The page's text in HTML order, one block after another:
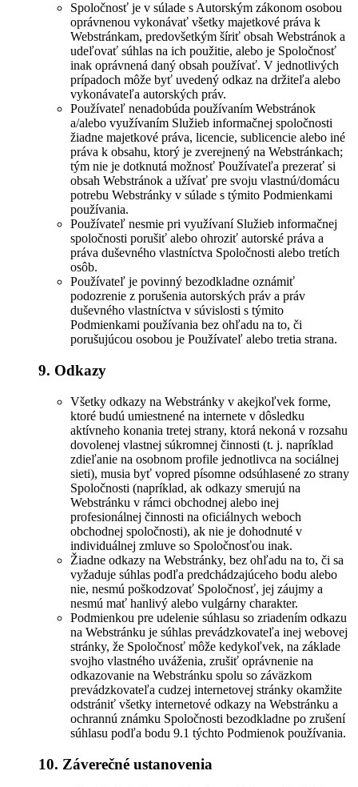
Spoločnosť je v súlade s Autorským zákonom osobou
oprávnenou vykonávať všetky majetkové práva k
Webstránkam, predovšetkým šíriť obsah Webstránok a
udeľovať súhlas na ich použitie, alebo je Spoločnosť
inak oprávnená daný obsah používať. V jednotlivých
prípadoch môže byť uvedený odkaz na držiteľa alebo
vykonávateľa autorských práv.
Používateľ nenadobúda používaním Webstránok
a/alebo využívaním Služieb informačnej spoločnosti
žiadne majetkové práva, licencie, sublicencie alebo iné
práva k obsahu, ktorý je zverejnený na Webstránkach;
tým nie je dotknutá možnosť Používateľa prezerať si
obsah Webstránok a užívať pre svoju vlastnú/domácu
potrebu Webstránky v súlade s týmito Podmienkami
používania.
Používateľ nesmie pri využívaní Služieb informačnej
spoločnosti porušiť alebo ohroziť autorské práva a
práva duševného vlastníctva Spoločnosti alebo tretích
osôb.
Používateľ je povinný bezodkladne oznámiť
podozrenie z porušenia autorských práv a práv
duševného vlastníctva v súvislosti s týmito
Podmienkami používania bez ohľadu na to, či
porušujúcou osobou je Používateľ alebo tretia strana.
9. Odkazy
Všetky odkazy na Webstránky v akejkoľvek forme,
ktoré budú umiestnené na internete v dôsledku
aktívneho konania tretej strany, ktorá nekoná v rozsahu
dovolenej vlastnej súkromnej činnosti (t. j. napríklad
zdieľanie na osobnom profile jednotlivca na sociálnej
sieti), musia byť vopred písomne odsúhlasené zo strany
Spoločnosti (napríklad, ak odkazy smerujú na
Webstránku v rámci obchodnej alebo inej
profesionálnej činnosti na oficiálnych weboch
obchodnej spoločnosti), ak nie je dohodnuté v
individuálnej zmluve so Spoločnosťou inak.
Žiadne odkazy na Webstránky, bez ohľadu na to, či sa
vyžaduje súhlas podľa predchádzajúceho bodu alebo
nie, nesmú poškodzovať Spoločnosť, jej záujmy a
nesmú mať hanlivý alebo vulgárny charakter.
Podmienkou pre udelenie súhlasu so zriadením odkazu
na Webstránku je súhlas prevádzkovateľa inej webovej
stránky, že Spoločnosť môže kedykoľvek, na základe
svojho vlastného uváženia, zrušiť oprávnenie na
odkazovanie na Webstránku spolu so záväzkom
prevádzkovateľa cudzej internetovej stránky okamžite
odstrániť všetky internetové odkazy na Webstránku a
ochrannú známku Spoločnosti bezodkladne po zrušení
súhlasu podľa bodu 9.1 týchto Podmienok používania.
10. Záverečné ustanovenia